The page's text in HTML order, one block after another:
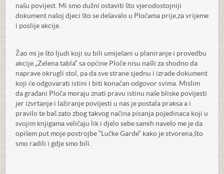
našu povijest. Mi smo dužni ostaviti što vjerodostojniji
dokument našoj djeci što se dešavalo u Pločama prije,za vrijeme
i poslije akcije.
Žao mi je što ljudi koji su bili umiješani u planiranje i provedbu
akcije „Zelena tabla“ sa općine Ploče nisu našli za shodno da
naprave okrugli stol, pa da sve strane sjednu i izrade dokument
koji će odgovarati istini i biti konačan odgovor svima. Mislim
da građani Ploča moraju znati pravu istinu naše bliske povijesti
jer izvrtanje i lažiranje povijesti u nas je postala praksa a i
pravilo te baš zato zbog takvog načina pisanja pojedinaca koji u
svojim knjigama veličaju lik i djelo sebe samih navelo me je da
opišem put moje postrojbe “Lučke Garde“ kako je stvorena,što
smo radili i gdje smo bili.